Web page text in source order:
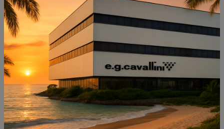
NON PERDERTI ANCHE:
EVA 5